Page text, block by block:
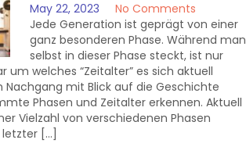
May 22, 2023
No Comments
Jede Generation ist geprägt von einer
ganz besonderen Phase. Während man
selbst in dieser Phase steckt, ist nur
um welches “Zeitalter” es sich aktuell
Nachgang mit Blick auf die Geschichte
Phasen und Zeitalter erkennen. Aktuell
Vielzahl von verschiedenen Phasen
[…]